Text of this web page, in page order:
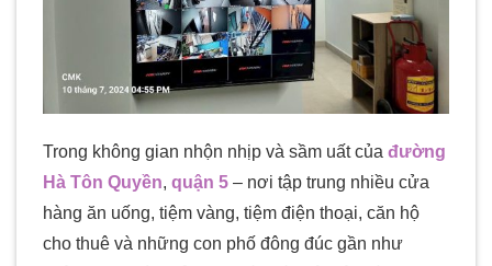
Trong không gian nhộn nhịp và sầm uất của đường
Hà Tôn Quyền, quận 5 – nơi tập trung nhiều cửa
hàng ăn uống, tiệm vàng, tiệm điện thoại, căn hộ
cho thuê và những con phố đông đúc gần như